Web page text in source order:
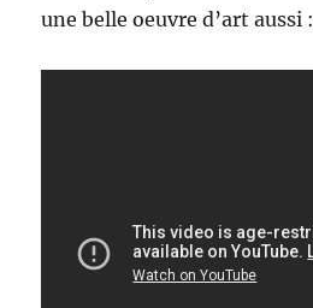
une belle oeuvre d’art aussi :